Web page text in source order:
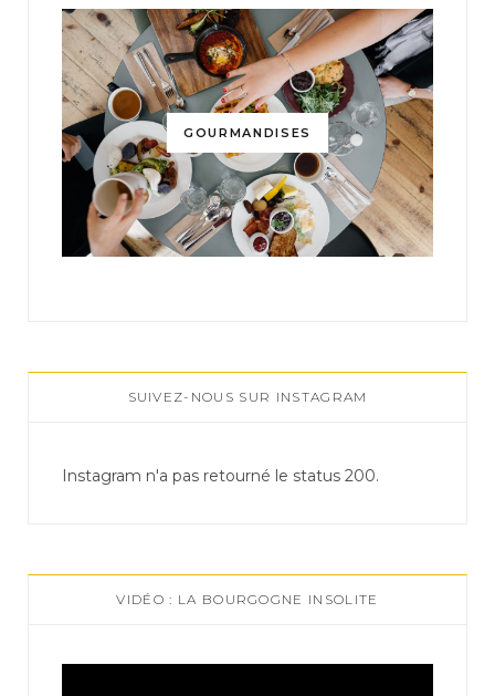
GOURMANDISES
SUIVEZ-NOUS SUR INSTAGRAM
Instagram n'a pas retourné le status 200.
VIDÉO : LA BOURGOGNE INSOLITE